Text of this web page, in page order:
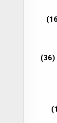
(36)